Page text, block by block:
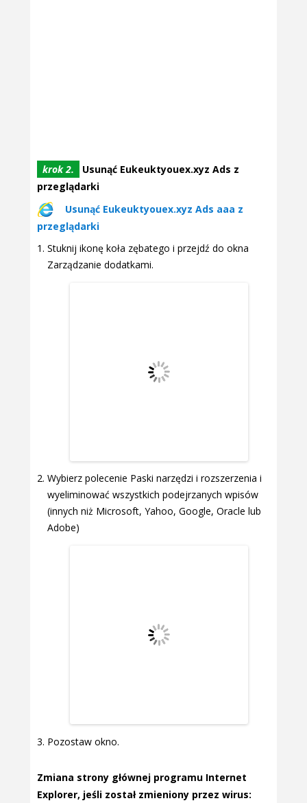
krok 2.
Usunąć Eukeuktyouex.xyz Ads z
przeglądarki
Usunąć Eukeuktyouex.xyz Ads aaa z
przeglądarki
Stuknij ikonę koła zębatego i przejdź do okna
Zarządzanie dodatkami.
Wybierz polecenie Paski narzędzi i rozszerzenia i
wyeliminować wszystkich podejrzanych wpisów
(innych niż Microsoft, Yahoo, Google, Oracle lub
Adobe)
Pozostaw okno.
Zmiana strony głównej programu Internet
Explorer, jeśli został zmieniony przez wirus: